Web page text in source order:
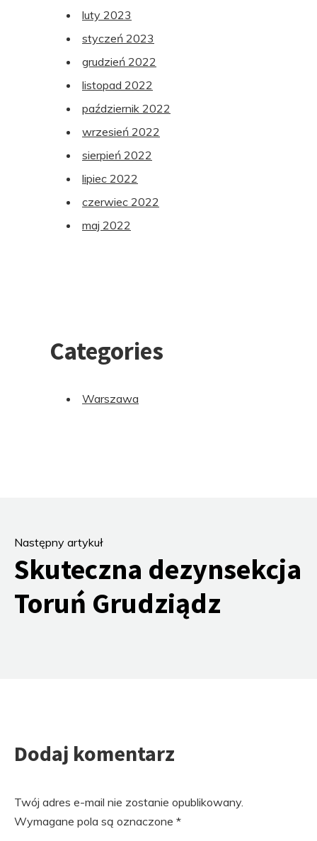
luty 2023
styczeń 2023
grudzień 2022
listopad 2022
październik 2022
wrzesień 2022
sierpień 2022
lipiec 2022
czerwiec 2022
maj 2022
Categories
Warszawa
Następny artykuł
Skuteczna dezynsekcja
Toruń Grudziądz
Dodaj komentarz
Twój adres e-mail nie zostanie opublikowany.
Wymagane pola są oznaczone *